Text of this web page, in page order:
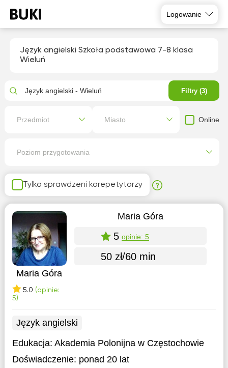
Logowanie
Język angielski Szkoła podstawowa 7-8 klasa
Wieluń
Tylko sprawdzeni korepetytorzy
Maria Góra
5.0 (opinie:
5)
Maria Góra
5 opinie: 5
50 zł/60 min
Język angielski
Edukacja: Akademia Polonijna w Częstochowie
Doświadczenie: ponad 20 lat
Język angielski - Wieluń Filtry (3)
Przedmiot Miasto Online
Poziom przygotowania